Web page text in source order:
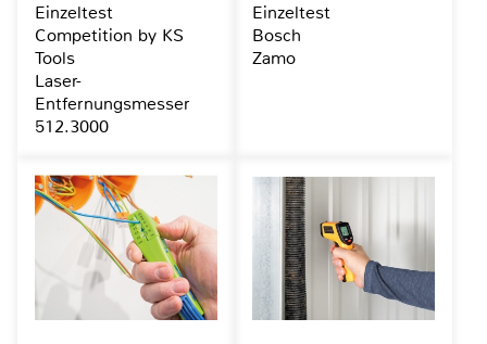
Einzeltest
Competition by KS
Tools
Laser-
Entfernungsmesser
512.3000
Einzeltest
Bosch
Zamo